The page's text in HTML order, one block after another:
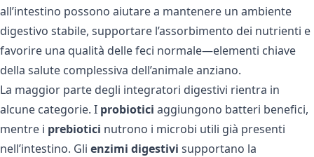
all’intestino possono aiutare a mantenere un ambiente
digestivo stabile, supportare l’assorbimento dei nutrienti e
favorire una qualità delle feci normale—elementi chiave
della salute complessiva dell’animale anziano.
La maggior parte degli integratori digestivi rientra in
alcune categorie. I probiotici aggiungono batteri benefici,
mentre i prebiotici nutrono i microbi utili già presenti
nell’intestino. Gli enzimi digestivi supportano la